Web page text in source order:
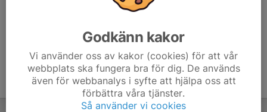
Godkänn kakor
Vi använder oss av kakor (cookies) för att vår
webbplats ska fungera bra för dig. De används
även för webbanalys i syfte att hjälpa oss att
förbättra våra tjänster.
Så använder vi cookies